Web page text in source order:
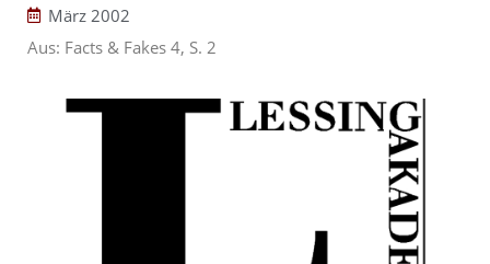
März 2002
Aus: Facts & Fakes 4, S. 2